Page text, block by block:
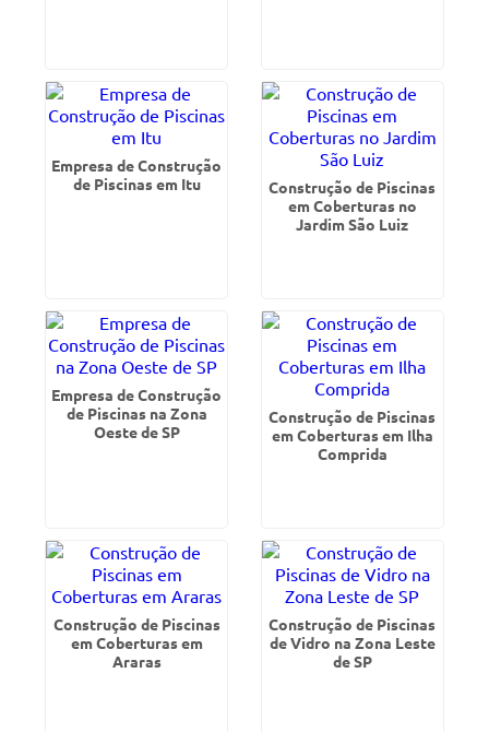
Empresa de Construção
de Piscinas em Itu
Construção de Piscinas
em Coberturas no
Jardim São Luiz
Empresa de Construção
de Piscinas na Zona
Oeste de SP
Construção de Piscinas
em Coberturas em Ilha
Comprida
Construção de Piscinas
em Coberturas em
Araras
Construção de Piscinas
de Vidro na Zona Leste
de SP